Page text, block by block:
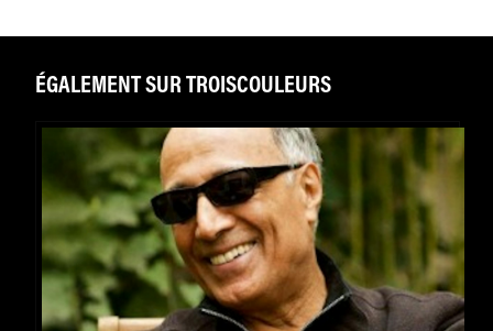
ÉGALEMENT SUR TROISCOULEURS